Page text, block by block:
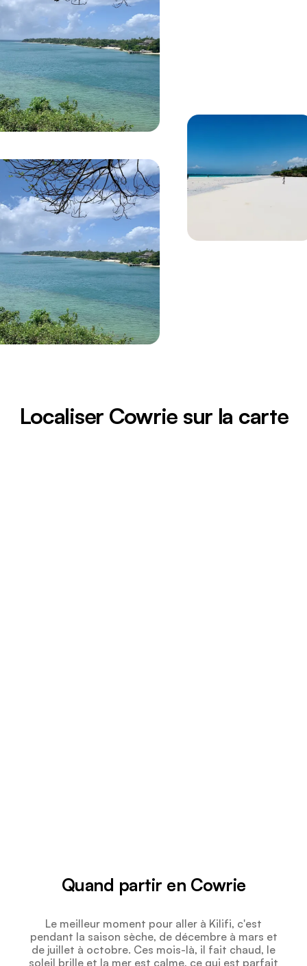
Localiser Cowrie sur la carte
Quand partir en Cowrie
Le meilleur moment pour aller à Kilifi, c'est
pendant la saison sèche, de décembre à mars et
de juillet à octobre. Ces mois-là, il fait chaud, le
soleil brille et la mer est calme, ce qui est parfait